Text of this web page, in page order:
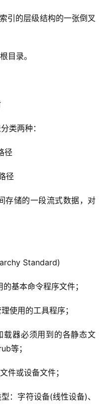
的层级结构的一张倒叉
录。
种：
的一段流式数据，对
Standard)
本命令程序文件；
的工具程序；
须用到的各静态文
等；
设备文件；
设备(线性设备)、